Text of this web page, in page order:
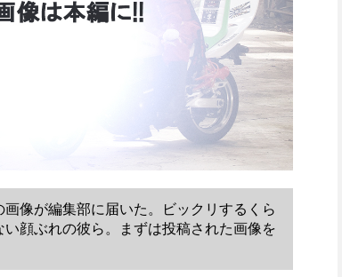
像が編集部に届いた。ビックリするくら
顔ぶれの彼ら。まずは投稿された画像を